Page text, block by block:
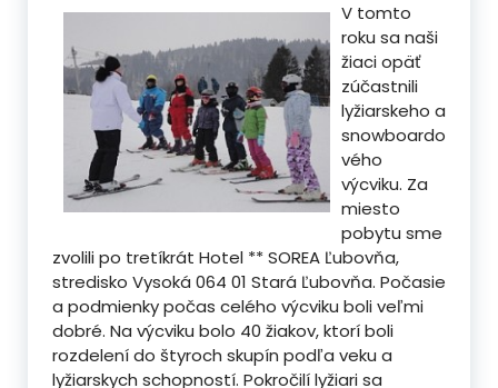
V tomto
roku sa naši
žiaci opäť
zúčastnili
lyžiarskeho a
snowboardo
vého
výcviku. Za
miesto
pobytu sme
zvolili po tretíkrát Hotel ** SOREA Ľubovňa,
stredisko Vysoká 064 01 Stará Ľubovňa. Počasie
a podmienky počas celého výcviku boli veľmi
dobré. Na výcviku bolo 40 žiakov,ktorí boli
rozdelení do štyroch skupín podľa veku a
lyžiarskych schopností. Pokročilí lyžiari sa